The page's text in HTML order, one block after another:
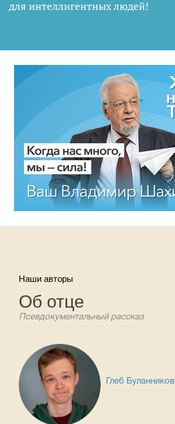
для интеллигентных людей!
Наши авторы
Об отце
Псевдокументальный рассказ
Глеб Буланников